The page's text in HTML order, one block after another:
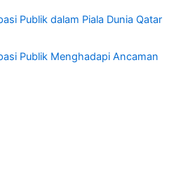
Publik dalam Piala Dunia Qatar
Publik Menghadapi Ancaman